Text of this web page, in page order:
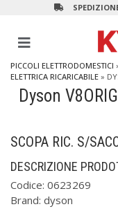
PICCOLI ELETTRODOMESTICI
ELETTRICA RICARICABILE »
Dyson
SCOPA RIC. S/
DESCRIZIONE
Codice: 0623269
Brand: dyson